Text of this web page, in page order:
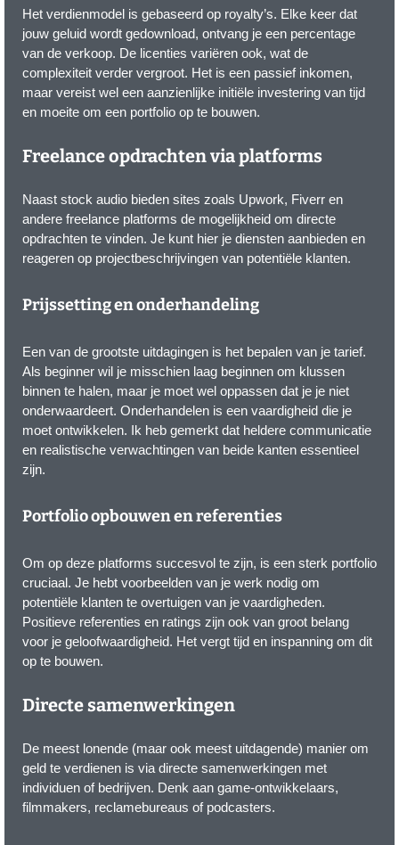
Het verdienmodel is gebaseerd op royalty’s. Elke keer dat
jouw geluid wordt gedownload, ontvang je een percentage
van de verkoop. De licenties variëren ook, wat de
complexiteit verder vergroot. Het is een passief inkomen,
maar vereist wel een aanzienlijke initiële investering van tijd
en moeite om een portfolio op te bouwen.
Freelance opdrachten via platforms
Naast stock audio bieden sites zoals Upwork, Fiverr en
andere freelance platforms de mogelijkheid om directe
opdrachten te vinden. Je kunt hier je diensten aanbieden en
reageren op projectbeschrijvingen van potentiële klanten.
Prijssetting en onderhandeling
Een van de grootste uitdagingen is het bepalen van je tarief.
Als beginner wil je misschien laag beginnen om klussen
binnen te halen, maar je moet wel oppassen dat je je niet
onderwaardeert. Onderhandelen is een vaardigheid die je
moet ontwikkelen. Ik heb gemerkt dat heldere communicatie
en realistische verwachtingen van beide kanten essentieel
zijn.
Portfolio opbouwen en referenties
Om op deze platforms succesvol te zijn, is een sterk portfolio
cruciaal. Je hebt voorbeelden van je werk nodig om
potentiële klanten te overtuigen van je vaardigheden.
Positieve referenties en ratings zijn ook van groot belang
voor je geloofwaardigheid. Het vergt tijd en inspanning om dit
op te bouwen.
Directe samenwerkingen
De meest lonende (maar ook meest uitdagende) manier om
geld te verdienen is via directe samenwerkingen met
individuen of bedrijven. Denk aan game-ontwikkelaars,
filmmakers, reclamebureaus of podcasters.